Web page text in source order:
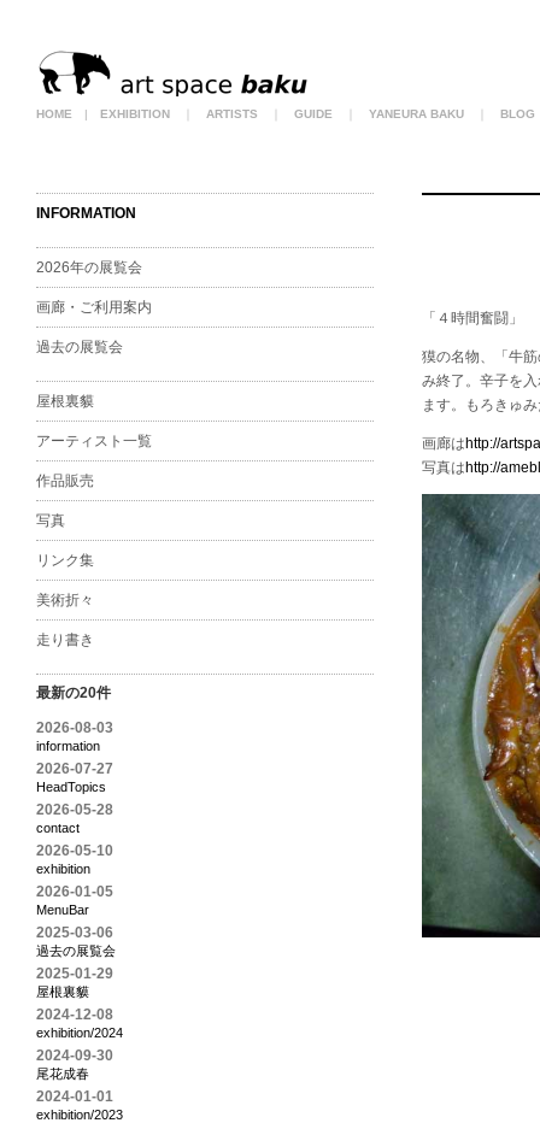
INFORMATION
2026年の展覧会
画廊・ご利用案内
過去の展覧会
屋根裏貘
アーティスト一覧
作品販売
写真
リンク集
美術折々
走り書き
最新の20件
2026-08-03
information
2026-07-27
HeadTopics
2026-05-28
contact
2026-05-10
exhibition
2026-01-05
MenuBar
2025-03-06
過去の展覧会
2025-01-29
屋根裏貘
2024-12-08
exhibition/2024
2024-09-30
尾花成春
2024-01-01
exhibition/2023
「４時間奮闘」
獏の名物、「牛
み終了。辛子を
ます。もろきゅ
画廊はhttp://
写真はhttp://
HOME | EXHIBITION ARTISTS GUIDE YANEURA BAKU BLOG